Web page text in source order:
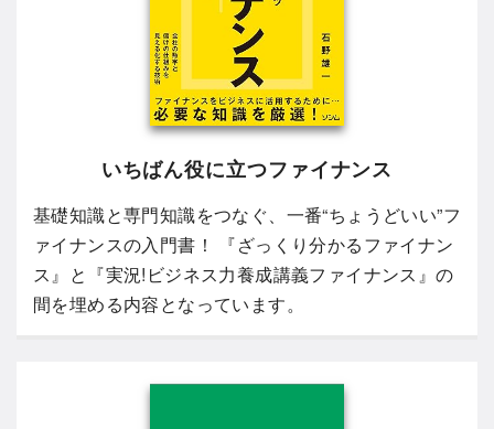
いちばん役に立つファイナンス
基礎知識と専門知識をつなぐ、一番“ちょうどいい”フ
ァイナンスの入門書！ 『ざっくり分かるファイナン
ス』と『実況!ビジネス力養成講義ファイナンス』の
間を埋める内容となっています。